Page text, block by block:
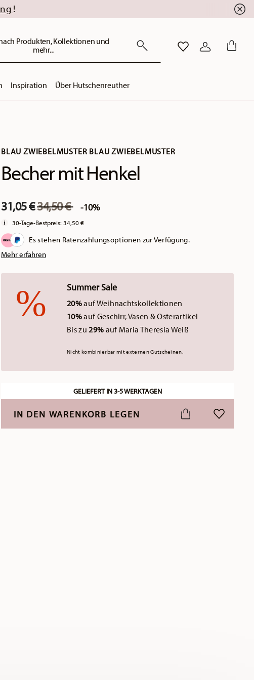
!
Produkten, Kollektionen und
mehr...
WISHLISTANMELDEN
Inspiration Über Hutschenreuther
BLAU ZWIEBELMUSTER BLAU ZWIEBELMUSTER
Becher mit Henkel
31,05 €Price reduced from
34,50 €to-10%
30-Tage-Bestpreis:34,50 €
Es stehen Ratenzahlungsoptionen zur Verfügung.
Mehr erfahren
Summer Sale
20%auf Weihnachtskollektionen
10%auf Geschirr, Vasen & Osterartikel
Bis zu29% auf Maria Theresia Weiß
Nicht kombinierbar mit externen Gutscheinen.
GELIEFERT IN 3-5 WERKTAGEN
IN DEN WARENKORB LEGEN ADD TO